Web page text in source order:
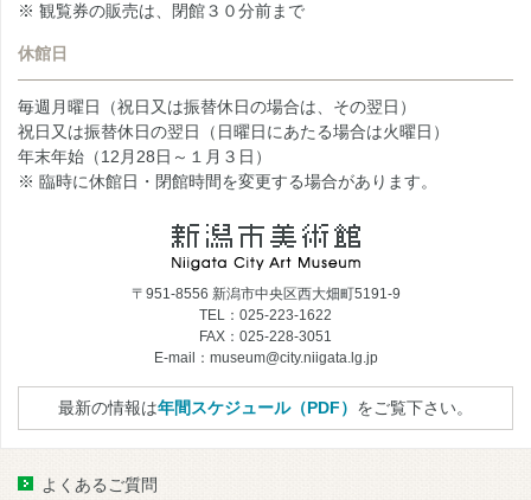
※ 観覧券の販売は、閉館３０分前まで
休館日
毎週月曜日（祝日又は振替休日の場合は、その翌日）
祝日又は振替休日の翌日（日曜日にあたる場合は火曜日）
年末年始（12月28日～１月３日）
※ 臨時に休館日・閉館時間を変更する場合があります。
〒951-8556 新潟市中央区西大畑町5191-9
TEL：025-223-1622
FAX：025-228-3051
E-mail：museum@city.niigata.lg.jp
最新の情報は年間スケジュール（PDF） をご覧下さい。
よくあるご質問